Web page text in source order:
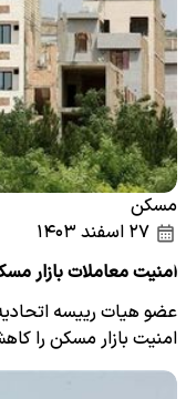
مسکن
امنیت معاملات بازار
عضو هیات رییسه
امنیت بازار مسکن را